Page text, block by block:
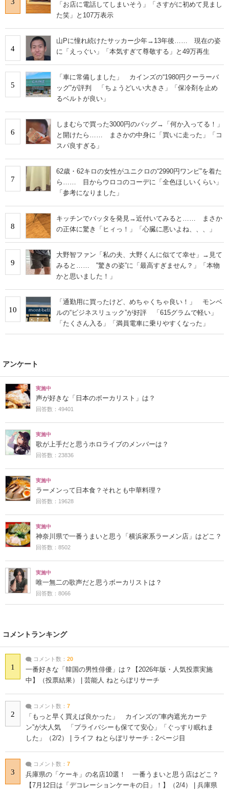
3
「お店に電話してしまいそう」「さすがに初めて見まし
た笑」と107万表示
4
山Pに憧れ続けたサッカー少年→13年後…… 現在の姿
に「えっぐい」「本気すぎて尊敬する」と49万再生
5
「車に常備しました」 カインズの“1980円クーラーバ
ッグ”が評判 「ちょうどいい大きさ」「保冷剤を止め
るベルトが良い」
6
しまむらで買った3000円のバッグ→「何か入ってる！」
と開けたら…… まさかの中身に「買いに走った」「コ
スパ良すぎる」
7
62歳・62キロの女性がユニクロの“2990円ワンピ”を着た
ら…… 目からウロコのコーデに「全色ほしいくらい」
「参考になりました」
8
キッチンでバッタを発見→近付いてみると…… まさか
の正体に驚き「ヒィっ！」「心臓に悪いよね、、、」
9
大野智ファン「私の夫、大野くんに似てて幸せ」→見て
みると…… ‟驚きの姿”に「最高すぎません？」「本物
かと思いました！」
10
「通勤用に買ったけど、めちゃくちゃ良い！」 モンベ
ルの“ビジネスリュック”が好評 「615グラムで軽い」
「たくさん入る」「満員電車に乗りやすくなった」
アンケート
実施中
声が好きな「日本のボーカリスト」は？
回答数：49401
実施中
歌が上手だと思うホロライブのメンバーは？
回答数：23836
実施中
ラーメンって日本食？それとも中華料理？
回答数：19628
実施中
神奈川県で一番うまいと思う「横浜家系ラーメン店」はどこ？
回答数：8502
実施中
唯一無二の歌声だと思うボーカリストは？
回答数：8066
コメントランキング
1
コメント数： 20
一番好きな「韓国の男性俳優」は？【2026年版・人気投票実施
中】（投票結果） | 芸能人 ねとらぼリサーチ
2
コメント数： 7
「もっと早く買えば良かった」 カインズの“車内遮光カーテ
ン”が大人気 「プライバシーも保てて安心」「ぐっすり眠れま
した」（2/2） | ライフ ねとらぼリサーチ：2ページ目
3
コメント数： 7
兵庫県の「ケーキ」の名店10選！ 一番うまいと思う店はどこ？
【7月12日は「デコレーションケーキの日」！】（2/4） | 兵庫県